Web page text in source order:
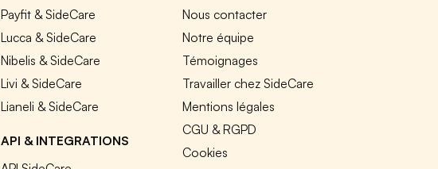
Payfit & SideCare
Lucca & SideCare
Nibelis & SideCare
Livi & SideCare
Lianeli & SideCare
API & INTEGRATIONS
Nous contacter
Notre équipe
Témoignages
Travailler chez SideCare
Mentions légales
CGU & RGPD
Cookies